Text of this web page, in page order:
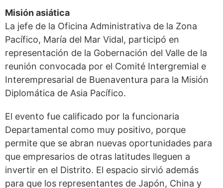
Misión asiática
La jefe de la Oficina Administrativa de la Zona
Pacífico, María del Mar Vidal, participó en
representación de la Gobernación del Valle de la
reunión convocada por el Comité Intergremial e
Interempresarial de Buenaventura para la Misión
Diplomática de Asia Pacífico.
El evento fue calificado por la funcionaria
Departamental como muy positivo, porque
permite que se abran nuevas oportunidades para
que empresarios de otras latitudes lleguen a
invertir en el Distrito. El espacio sirvió además
para que los representantes de Japón, China y